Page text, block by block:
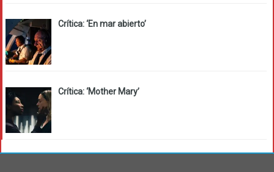
Crítica: ‘En mar abierto’
Crítica: ‘Mother Mary’